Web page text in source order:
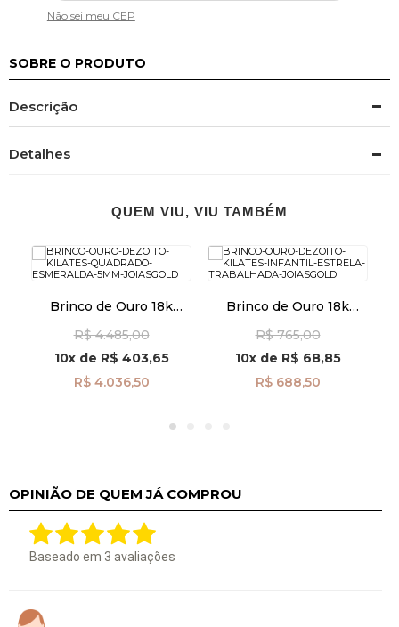
Não sei meu CEP
SOBRE O PRODUTO
Descrição
Detalhes
QUEM VIU, VIU TAMBÉM
Brinco de Ouro 18k
5mm br29486
R$ 4.485,00
10xde R$ 403,65
R$ 4.036,50
Brinco de Ouro 18k
Trabalhada br29507
R$ 765,00
10xde R$ 68,85
R$ 688,50
OPINIÃO DE QUEM JÁ COMPROU
Baseado em 3 avaliações